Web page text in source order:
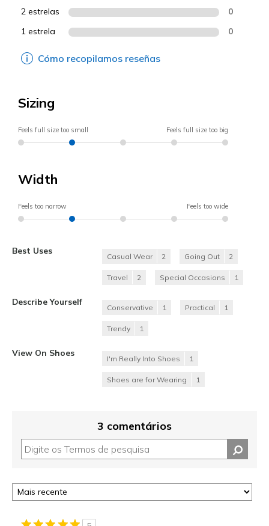
2 estrelas 0
1 estrela 0
Cómo recopilamos reseñas
Sizing
Feels full size too small Feels full size too big
Width
Feels too narrow Feels too wide
Best Uses
Casual Wear 2 Going Out 2
Travel 2 Special Occasions 1
Describe Yourself
Conservative 1 Practical 1
Trendy 1
View On Shoes
I'm Really Into Shoes 1
Shoes are for Wearing 1
3 comentários